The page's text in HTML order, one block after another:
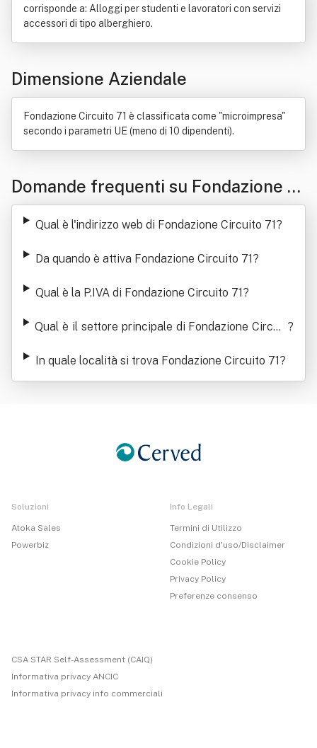
corrisponde a: Alloggi per studenti e lavoratori con servizi
accessori di tipo alberghiero.
Dimensione Aziendale
Fondazione Circuito 71 è classificata come "microimpresa"
secondo i parametri UE (meno di 10 dipendenti).
Domande frequenti su Fondazione Ci
rcuito 71
Qual è l'indirizzo web di Fondazione Circuito 71?
Da quando è attiva Fondazione Circuito 71?
Qual è la P.IVA di Fondazione Circuito 71?
Qual è il settore principale di Fondazione Circuit ?
In quale località si trova Fondazione Circuito 71?
Soluzioni
Atoka Sales
Powerbiz
Info Legali
Termini di Utilizzo
Condizioni d'uso/Disclaimer
Cookie Policy
Privacy Policy
Preferenze consenso
CSA STAR Self-Assessment (CAIQ)
Informativa privacy ANCIC
Informativa privacy info commerciali